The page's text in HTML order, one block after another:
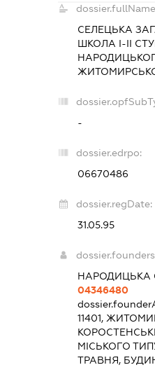
СЕЛЕЦЬКА
ШКОЛА І-ІІ
-
dossier.edrpo:
06670486
dossier.regDate:
31.05.95
НАРОДИЦЬКА
04346480
11401,
МІСЬКОГО
ТРАВНЯ,